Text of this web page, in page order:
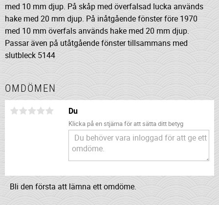
med 10 mm djup. På skåp med överfalsad lucka används
hake med 20 mm djup. På inåtgående fönster före 1970
med 10 mm överfals används hake med 20 mm djup.
Passar även på utåtgående fönster tillsammans med
slutbleck 5144
OMDÖMEN
Du
Klicka på en stjärna för att sätta ditt betyg
Bli den första att lämna ett omdöme.